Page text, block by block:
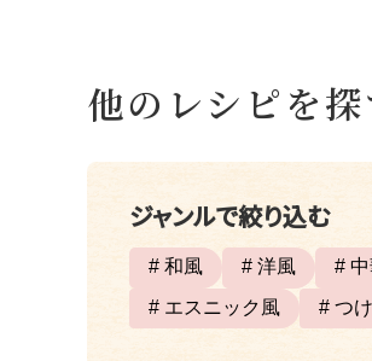
他のレシピを探
ジャンルで絞り込む
# 和風 # 洋風 #
# エスニック風
# つ